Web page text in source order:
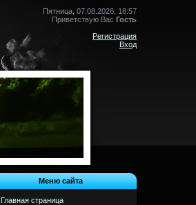
Пятница, 07.08.2026, 18:57
Приветствую Вас Гость
Регистрация
Вход
Меню сайта
Главная страница